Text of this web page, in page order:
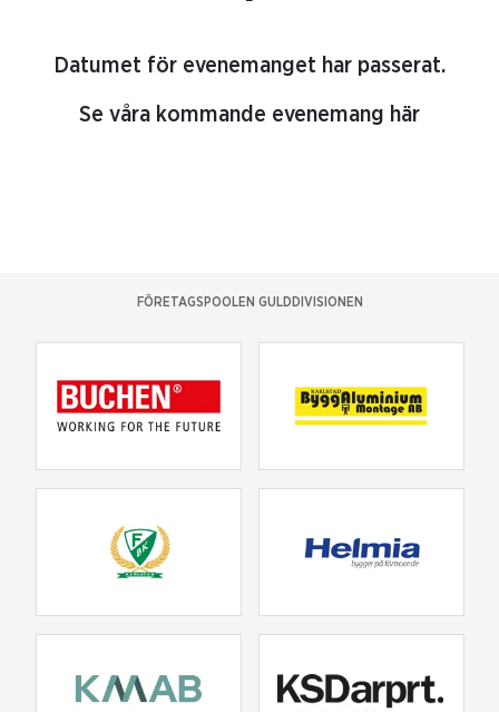
Datumet för evenemanget har passerat.
Se våra kommande evenemang här
FÖRETAGSPOOLEN GULDDIVISIONEN